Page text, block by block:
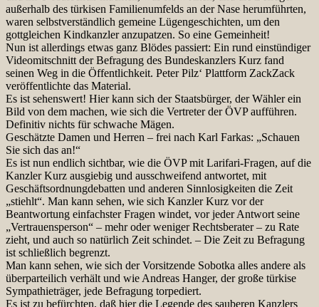
außerhalb des türkisen Familienumfelds an der Nase herumführten,
waren selbstverständlich gemeine Lügengeschichten, um den
gottgleichen Kindkanzler anzupatzen. So eine Gemeinheit!
Nun ist allerdings etwas ganz Blödes passiert: Ein rund einstündiger
Videomitschnitt der Befragung des Bundeskanzlers Kurz fand
seinen Weg in die Öffentlichkeit. Peter Pilz‘ Plattform ZackZack
veröffentlichte das Material.
Es ist sehenswert! Hier kann sich der Staatsbürger, der Wähler ein
Bild von dem machen, wie sich die Vertreter der ÖVP aufführen.
Definitiv nichts für schwache Mägen.
Geschätzte Damen und Herren – frei nach Karl Farkas: „Schauen
Sie sich das an!“
Es ist nun endlich sichtbar, wie die ÖVP mit Larifari-Fragen, auf die
Kanzler Kurz ausgiebig und ausschweifend antwortet, mit
Geschäftsordnungdebatten und anderen Sinnlosigkeiten die Zeit
„stiehlt“. Man kann sehen, wie sich Kanzler Kurz vor der
Beantwortung einfachster Fragen windet, vor jeder Antwort seine
„Vertrauensperson“ – mehr oder weniger Rechtsberater – zu Rate
zieht, und auch so natürlich Zeit schindet. – Die Zeit zu Befragung
ist schließlich begrenzt.
Man kann sehen, wie sich der Vorsitzende Sobotka alles andere als
überparteilich verhält und wie Andreas Hanger, der große türkise
Sympathieträger, jede Befragung torpediert.
Es ist zu befürchten, daß hier die Legende des sauberen Kanzlers